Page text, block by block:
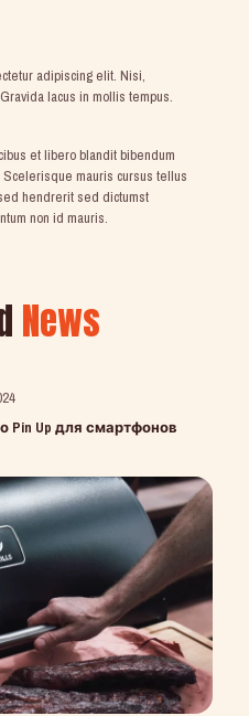
adipiscing elit. Nisi,
lacus in mollis tempus.
et libero blandit bibendum
mauris cursus tellus
hendrerit sed dictumst
non id mauris.
News
Pin Up для смартфонов